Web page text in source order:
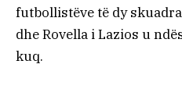
futbollistëve të dy
dhe Rovella i Lazios u
kuq.